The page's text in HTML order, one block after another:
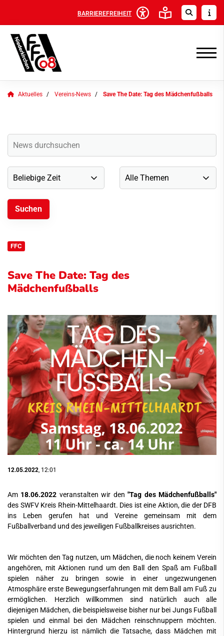
BARRIEREFREIHEIT
Aktuelles Vereins-News Save The Date: Tag des Mädchenfußballs
FFC
Save The Date: Tag des
Mädchenfußballs
12.05.2022 , 12:01
Am 18.06.2022 veranstalten wir den"Tag des Mädchenfußballs"
des SWFV Kreis Rhein-Mittelhaardt. Dies ist eine Aktion, die der DFB
ins Leben gerufen hat und Vereine gemeinsam mit dem
Fußballverband und des jeweiligen Fußballkreises ausrichten.
Wir möchten den Tag nutzen, um Mädchen, die noch keinem Verein
angehören, mit Aktionen rund um den Ball den Spaß am Fußball
spielen näher zu bringen sowie in einer ungezwungenen
Atmosphäre erste Bewegungserfahrungen mit dem Ball am Fuß zu
ermöglichen. Herzlich willkommen sind natürlich auch alle
diejenigen Mädchen, die beispielsweise bisher nur bei Jungs Fußball
spielen und einmal bei den Mädchen reinschnuppern möchten.
Hintergrund hierzu ist nämlich die Tatsache, dass Mädchen mit